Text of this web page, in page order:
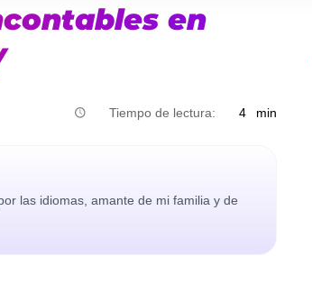
en
Tiempo de lectura: 4 min
las idiomas, amante de mi familia y de